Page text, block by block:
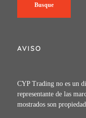
Busque
AVISO
CYP Trading no es un
representante de las
mostrados son